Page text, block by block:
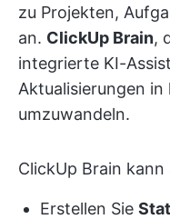
zu Projekten,
an. ClickUp Brain,
integrierte KI-
Aktualisierungen
umzuwandeln.
ClickUp Brain
Erstellen Sie